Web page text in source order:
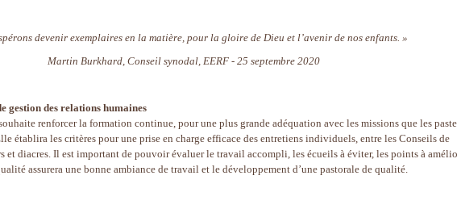
devenir exemplaires en la matière, pour la gloire de Dieu et l’avenir de nos enfants. »
Martin Burkhard, Conseil synodal, EERF - 25 septembre 2020
gestion des relations humaines
renforcer la formation continue, pour une plus grande adéquation avec les missions que les
établira les critères pour une prise en charge efficace des entretiens individuels, entre les Conseils de
et diacres. Il est important de pouvoir évaluer le travail accompli, les écueils à éviter, les points à
assurera une bonne ambiance de travail et le développement d’une pastorale de qualité.